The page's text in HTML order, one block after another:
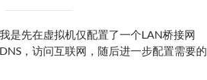
是先在虚拟机仅配置了一个LAN桥接网
，访问互联网，随后进一步配置需要的